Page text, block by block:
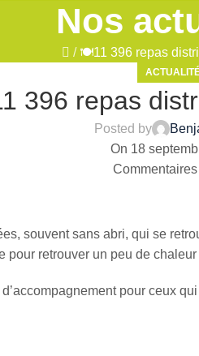
Nos
/ 🍽️11 396 repas
396 repas
Posted by
On 18
souvent sans abri, qui se
retrouver un peu de
pour ceux